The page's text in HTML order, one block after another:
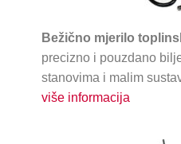
Bežično mjerilo
precizno i pouzdano
stanovima i malim
više informacija